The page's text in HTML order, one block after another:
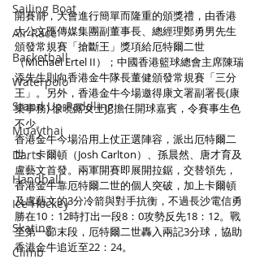
Sailing Boat
Air Race
Basketball
Waterpolo
Stand Up Paddling
Muaythai
Darts
Handball
Ice Hockey
Skating
Climb
開賽前，大會進行簡單而隆重的頒獎禮，由香港
大公文匯傳媒集團副董事長、總經理鄭勇男先生
頒發常規賽「搶斷王」獎項給厄特爾二世
（Michael Ertel II）；中國香港籃球總會主席陳瑞
添先生則向香港金牛隊長董健頒發常規賽「三分
王」。另外，香港金牛今場邀得康文署副署長(康
樂事務) 徐曉露女士JP擔任開球嘉賓，令賽事生色
不少。
香港金牛今場沿用上仗正選陣容，派出厄特爾二
世、卡爾頓（Josh Carlton）、孫晨然、唐才育及
盧藝文首發。兩軍開賽即展開拉鋸，交替領先，
香港金牛靠厄特爾二世的個人突破，加上卡爾頓
及盧藝文的3分冷箭與對手抗衡，不過長沙電信勇
勝在10：12時打出一段8：0攻勢反先18：12。戰
至第一節末段，厄特爾二世轟入兩記3分球，協助
香港金牛追近至22：24。